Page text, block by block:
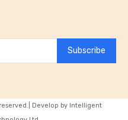
Subscribe
Develop by Intelligent